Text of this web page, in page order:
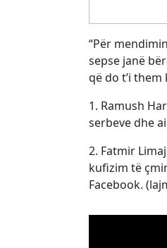
“Për
sepse janë
që do t’i them
1. Ramush
serbeve dhe
2. Fatmir
kufizim të
Facebook.